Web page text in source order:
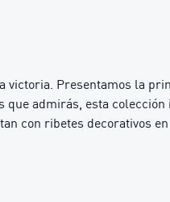
victoria. Presentamos la
admirás, esta
con ribetes decorativos